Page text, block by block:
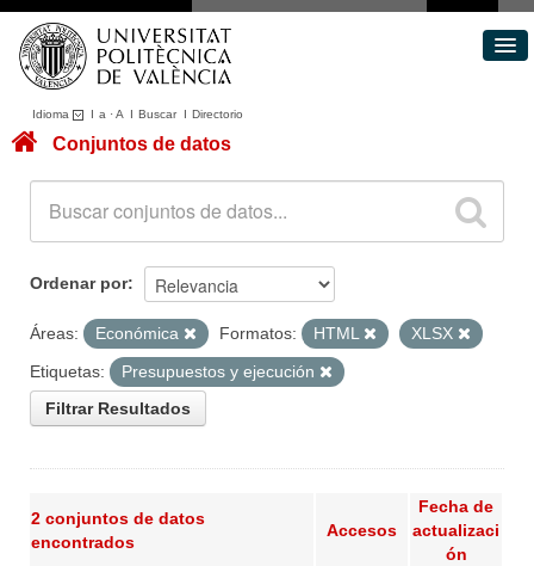
Idioma I a ·A I BuscarI Directorio
Conjuntos de datos
Acerca de
Portal de Transparencia
Conjuntos de datos
Ordenar por
Áreas: Económica Formatos: HTML
XLSX
Etiquetas:
Presupuestos y ejecución
Filtrar Resultados
2 conjuntos de datos
encontrados
Accesos
Fecha de
actualizaci
ón